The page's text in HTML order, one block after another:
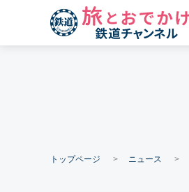
トップページ ニュース